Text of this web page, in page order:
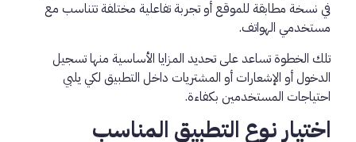
في نسخة مطابقة للموقع أو تجربة تفاعلية مختلفة تتناسب مع
مستخدمي الهواتف.
تلك الخطوة تساعد على تحديد المزايا الأساسية منها تسجيل
الدخول أو الإشعارات أو المشتريات داخل التطبيق لكي يلبي
احتياجات المستخدمين بكفاءة.
اختيار نوع التطبيق المناسب